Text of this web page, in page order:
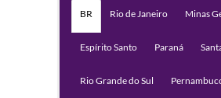
BR Rio de Janeiro Minas
Espírito Santo Paraná
Rio Grande do Sul